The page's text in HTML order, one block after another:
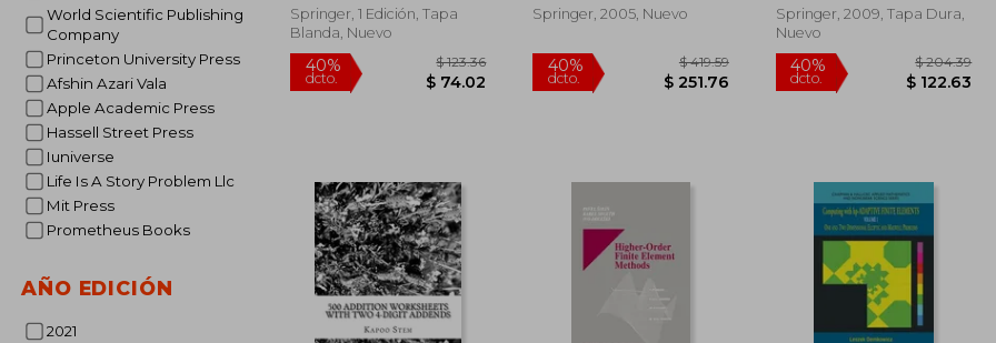
World Scientific Publishing
Company
Princeton University Press
Afshin Azari Vala
Apple Academic Press
Hassell Street Press
Iuniverse
Life Is A Story Problem Llc
Mit Press
Prometheus Books
AÑO EDICIÓN
2021
Springer, 1 Edición, Tapa
Blanda, Nuevo
40%
dcto.
Springer, 2005, Nuevo
Inglés)
Springer, 2009, Tapa Dura,
Nuevo
40%
dcto.